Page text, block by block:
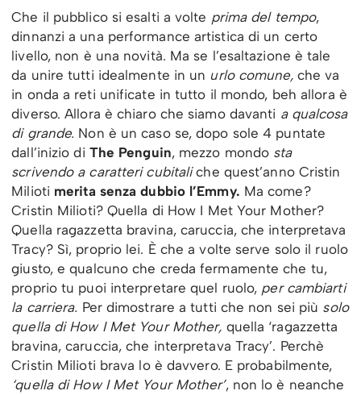
Che il pubblico si esalti a volte prima del tempo,
dinnanzi a una performance artistica di un certo
livello, non è una novità. Ma se l’esaltazione è tale
da unire tutti idealmente in un urlo comune, che va
in onda a reti unificate in tutto il mondo, beh allora è
diverso. Allora è chiaro che siamo davanti a qualcosa
di grande. Non è un caso se, dopo sole 4 puntate
dall’inizio di The Penguin, mezzo mondo sta
scrivendo a caratteri cubitaliche quest’anno Cristin
Milioti merita senza dubbio l’Emmy. Ma come?
Cristin Milioti? Quella di How I Met Your Mother?
Quella ragazzetta bravina, caruccia, che interpretava
Tracy? Sì, proprio lei. È che a volte serve solo il ruolo
giusto, e qualcuno che creda fermamente che tu,
proprio tu puoi interpretare quel ruolo, per cambiarti
la carriera. Per dimostrare a tutti che non sei più solo
quella di How I Met Your Mother, quella ‘ragazzetta
bravina, caruccia, che interpretava Tracy’. Perchè
Cristin Milioti brava lo è davvero. E probabilmente,
‘quella di How I Met Your Mother’, non lo è neanche